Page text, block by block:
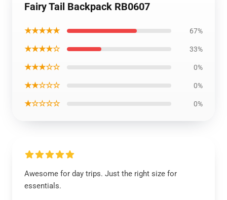
Fairy Tail Backpack RB0607
★★★★★ 67%
★★★★☆ 33%
★★★☆☆ 0%
★★☆☆☆ 0%
★☆☆☆☆ 0%
Awesome for day trips. Just the right size for
essentials.